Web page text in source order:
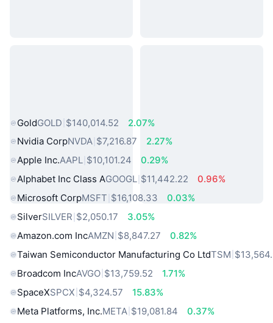
GoldGOLD $140,014.52
2.07%
Nvidia CorpNVDA $7,216.87
2.27%
Apple Inc.AAPL $10,101.24
0.29%
Alphabet Inc Class AGOOGL $11,442.22
0.96%
Microsoft CorpMSFT $16,108.33
0.03%
SilverSILVER $2,050.17
3.05%
Amazon.com IncAMZN $8,847.27
0.82%
Taiwan Semiconductor Manufacturing Co LtdTSM
Broadcom IncAVGO $13,759.52
1.71%
SpaceXSPCX $4,324.57
15.83%
Meta Platforms, Inc.META $19,081.84
0.37%